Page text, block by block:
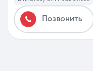
Позвонить